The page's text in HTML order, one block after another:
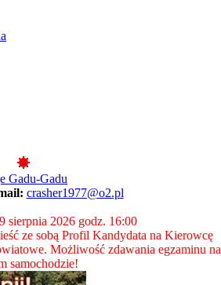
Gadu-Gadu
crasher1977@o2.pl
sierpnia 2026 godz. 16:00
ze sobą Profil Kandydata na Kierowcę
Możliwość zdawania egzaminu na
samochodzie!